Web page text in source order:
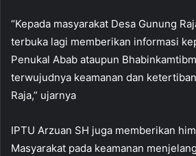
“Kepada masyarakat Desa Gunung
terbuka lagi memberikan informasi
Penukal Abab ataupun
terwujudnya keamanan dan
Raja,” ujarnya
IPTU Arzuan SH juga memberikan
Masyarakat pada keamanan